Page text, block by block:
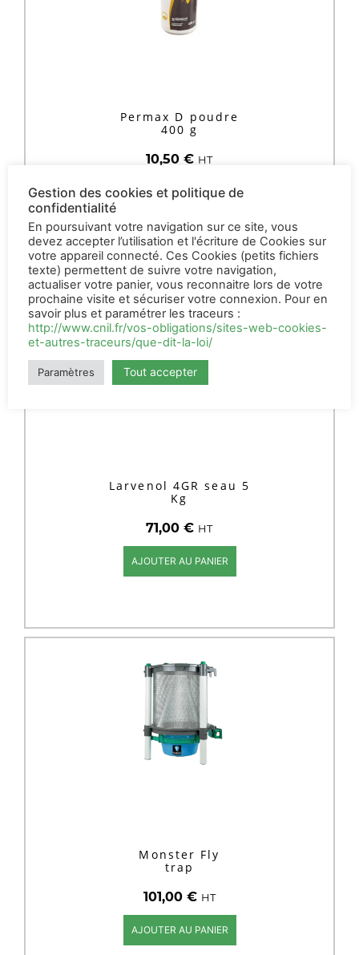
Permax D poudre
400 g
10,50€ HT
AJOUTER AU PANIER
Larvenol 4GR seau 5
Kg
71,00€ HT
AJOUTER AU PANIER
Monster Fly
trap
101,00 € HT
AJOUTER AU PANIER
Gestion des cookies et politique de
confidentialité
En poursuivant votre navigation sur ce site, vous
devez accepter l’utilisation et l'écriture de Cookies sur
votre appareil connecté. Ces Cookies (petits fichiers
texte) permettent de suivre votre navigation,
actualiser votre panier, vous reconnaitre lors de votre
prochaine visite et sécuriser votre connexion. Pour en
savoir plus et paramétrer les traceurs :
http://www.cnil.fr/vos-obligations/sites-web-cookies-
et-autres-traceurs/que-dit-la-loi/
Paramètres Tout accepter